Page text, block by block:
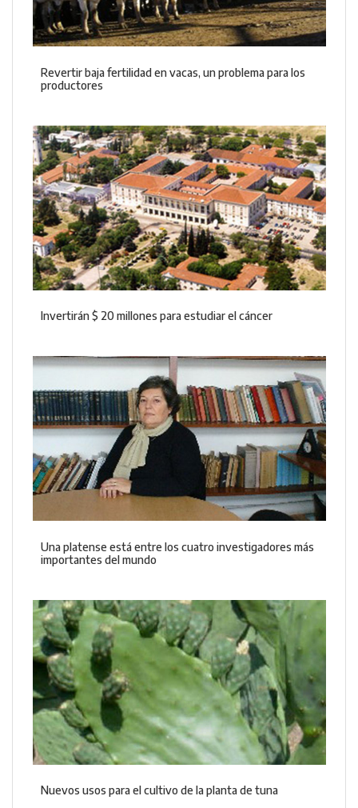
Revertir baja fertilidad en vacas, un problema para los
productores
Invertirán $ 20 millones para estudiar el cáncer
Una platense está entre los cuatro investigadores más
importantes del mundo
Nuevos usos para el cultivo de la planta de tuna